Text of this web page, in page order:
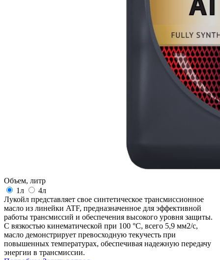
Объем, литр
1л
4л
Лукойл представляет свое синтетическое трансмиссионное
масло из линейки ATF, предназначенное для эффективной
работы трансмиссий и обеспечения высокого уровня защиты.
С вязкостью кинематической при 100 °C, всего 5,9 мм2/с,
масло демонстрирует превосходную текучесть при
повышенных температурах, обеспечивая надежную передачу
энергии в трансмиссии.